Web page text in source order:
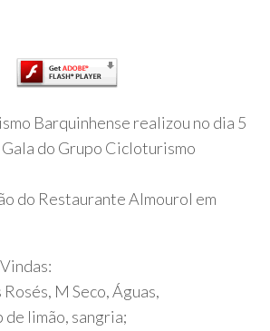
Barquinhense realizou no dia 5
do Grupo Cicloturismo
do Restaurante Almourol em
M Seco, Águas,
limão, sangria;